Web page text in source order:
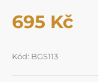
695 Kč
Kód: BGS113